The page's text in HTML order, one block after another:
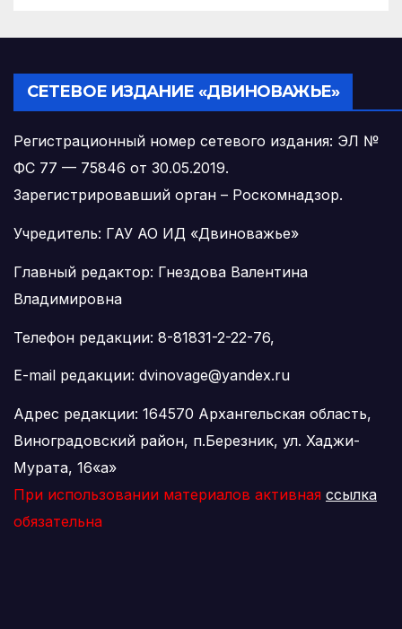
СЕТЕВОЕ ИЗДАНИЕ «ДВИНОВАЖЬЕ»
Регистрационный номер сетевого издания: ЭЛ №
ФС 77 — 75846 от 30.05.2019.
Зарегистрировавший орган – Роскомнадзор.
Учредитель: ГАУ АО ИД «Двиноважье»
Главный редактор: Гнездова Валентина
Владимировна
Телефон редакции: 8-81831-2-22-76,
E-mail редакции: dvinovage@yandex.ru
Адрес редакции: 164570 Архангельская область,
Виноградовский район, п.Березник, ул. Хаджи-
Мурата, 16«а»
При использовании материалов активная ссылка
обязательна